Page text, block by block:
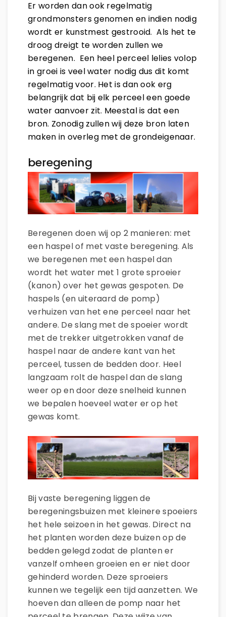
Er worden dan ook regelmatig
grondmonsters genomen en indien nodig
wordt er kunstmest gestrooid. Als het te
droog dreigt te worden zullen we
beregenen. Een heel perceel lelies volop
in groei is veel water nodig dus dit komt
regelmatig voor. Het is dan ook erg
belangrijk dat bij elk perceel een goede
water aanvoer zit. Meestal is dat een
bron. Zonodig zullen wij deze bron laten
maken in overleg met de grondeigenaar.
beregening
Beregenen doen wij op 2 manieren: met
een haspel of met vaste beregening. Als
we beregenen met een haspel dan
wordt het water met 1 grote sproeier
(kanon) over het gewas gespoten. De
haspels (en uiteraard de pomp)
verhuizen van het ene perceel naar het
andere. De slang met de spoeier wordt
met de trekker uitgetrokken vanaf de
haspel naar de andere kant van het
perceel, tussen de bedden door. Heel
langzaam rolt de haspel dan de slang
weer op en door deze snelheid kunnen
we bepalen hoeveel water er op het
gewas komt.
Bij vaste beregening liggen de
beregeningsbuizen met kleinere spoeiers
het hele seizoen in het gewas. Direct na
het planten worden deze buizen op de
bedden gelegd zodat de planten er
vanzelf omheen groeien en er niet door
gehinderd worden. Deze sproeiers
kunnen we tegelijk een tijd aanzetten. We
hoeven dan alleen de pomp naar het